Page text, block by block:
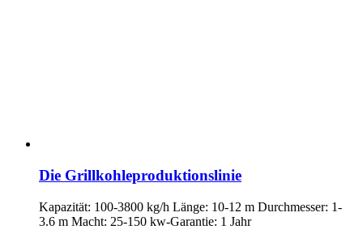
Die Grillkohleproduktionslinie
Kapazität: 100-3800 kg/h Länge: 10-12 m Durchmesser: 1-
3.6 m Macht: 25-150 kw-Garantie: 1 Jahr